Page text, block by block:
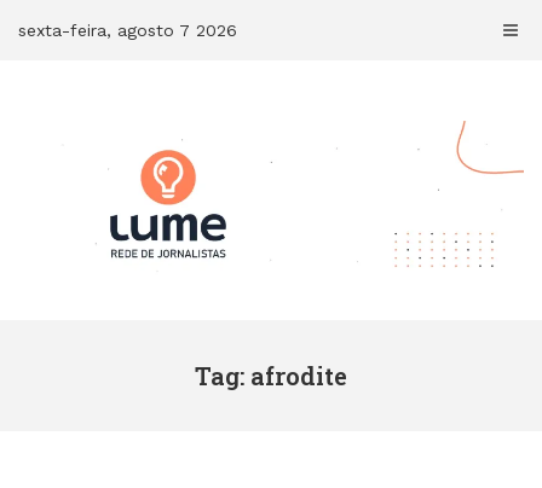
sexta-feira, agosto 7 2026
Tag: afrodite